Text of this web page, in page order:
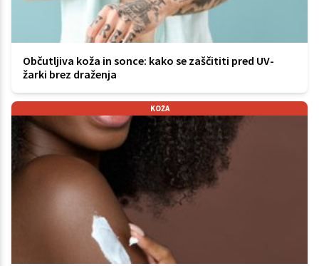
Občutljiva koža in sonce: kako se zaščititi pred UV-
žarki brez draženja
KOŽA